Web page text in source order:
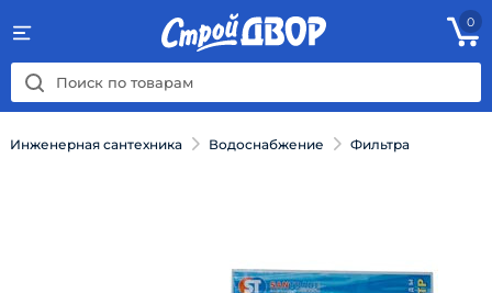
0
Инженерная сантехника Водоснабжение Фильтра